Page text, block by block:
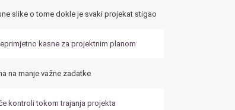
slike o tome dokle je svaki projekat stigao
kasne za projektnim planom
na manje važne zadatke
kontroli tokom trajanja projekta